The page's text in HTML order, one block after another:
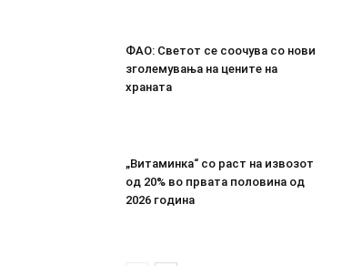
ФАО: Светот се соочува со нови
зголемувања на цените на
храната
„Витаминка“ со раст на извозот
од 20% во првата половина од
2026 година